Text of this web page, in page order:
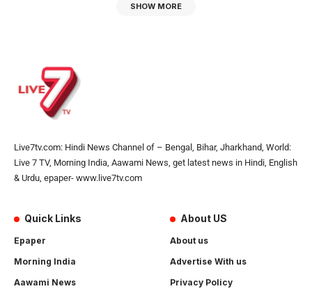
SHOW MORE
Live7tv.com: Hindi News Channel of – Bengal, Bihar, Jharkhand, World:
Live 7 TV, Morning India, Aawami News, get latest news in Hindi, English
& Urdu, epaper- www.live7tv.com
Quick Links
Epaper
Morning India
Aawami News
About US
About us
Advertise With us
Privacy Policy